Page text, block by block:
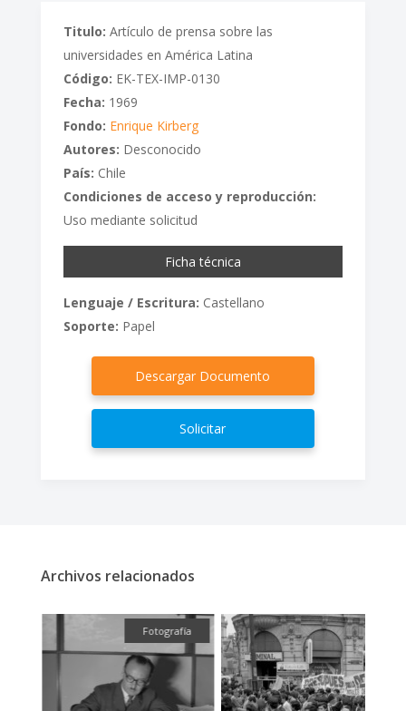
Titulo: Artículo de prensa sobre las
universidades en América Latina
Código: EK-TEX-IMP-0130
Fecha: 1969
Fondo: Enrique Kirberg
Autores: Desconocido
País: Chile
Condiciones de acceso y reproducción:
Uso mediante solicitud
Ficha técnica
Lenguaje / Escritura: Castellano
Soporte: Papel
Descargar Documento
Solicitar
Archivos relacionados
Fotografía